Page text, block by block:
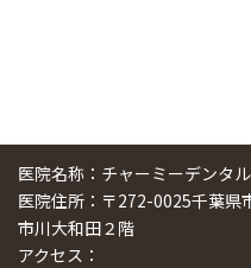
医院名称：チャーミーデンタ
医院住所：〒272-0025千葉
市川大和田２階
アクセス：